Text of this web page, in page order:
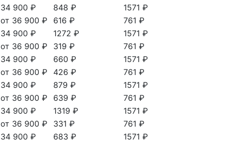
34 900 ₽ 848 ₽
1571 ₽
от 36 900 ₽ 616 ₽
761 ₽
34 900 ₽ 1272 ₽
1571 ₽
от 36 900 ₽ 319 ₽
761 ₽
34 900 ₽ 660 ₽
1571 ₽
от 36 900 ₽ 426 ₽
761 ₽
34 900 ₽ 879 ₽
1571 ₽
от 36 900 ₽ 639 ₽
761 ₽
34 900 ₽ 1319 ₽
1571 ₽
от 36 900 ₽ 331 ₽
761 ₽
34 900 ₽ 683 ₽
1571 ₽